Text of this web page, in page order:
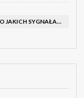
ZMĘCZENIE PODCZAS JAZDY NOCĄ – PO JAKICH SYGNAŁACH ROZPOZNAĆ SENNOŚĆ ZA KIEROWNICĄ I KIEDY ZROBIĆ PRZERWĘ